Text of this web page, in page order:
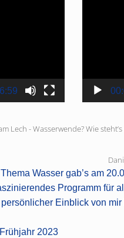
Haslbeck,
Wasser gab’s am
Programm für
Einblick von
2023